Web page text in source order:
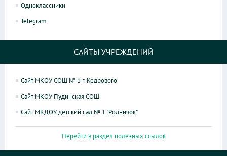
Одноклассники
Telegram
САЙТЫ УЧРЕЖДЕНИЙ
Сайт МКОУ СОШ № 1 г. Кедрового
Сайт МКОУ Пудинская СОШ
Сайт МКДОУ детский сад № 1 "Родничок"
Перейти в раздел полезных ссылок